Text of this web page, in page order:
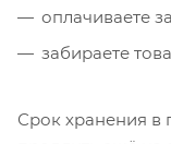
оплачиваете
забираете
Срок хранения в